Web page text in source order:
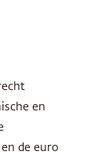
en
de euro